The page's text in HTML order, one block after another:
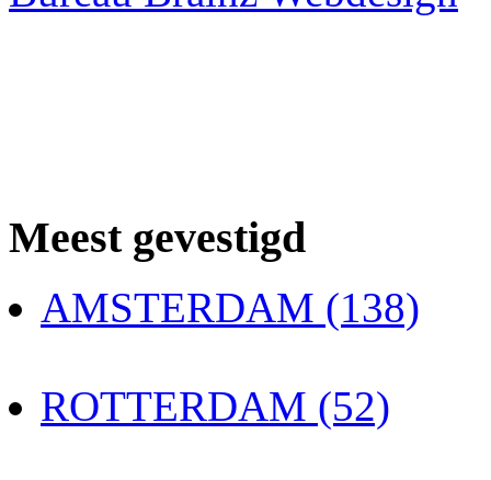
Meest gevestigd
AMSTERDAM (138)
ROTTERDAM (52)